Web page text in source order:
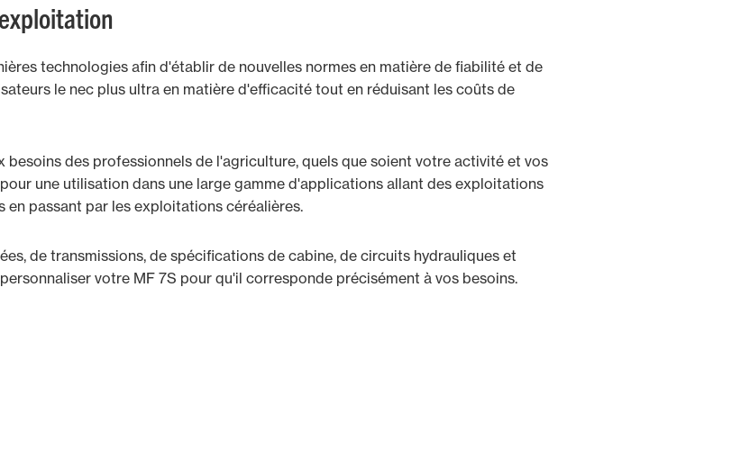
technologies afin d'établir de nouvelles normes en matière de fiabilité et de
le nec plus ultra en matière d'efficacité tout en réduisant les coûts de
des professionnels de l'agriculture, quels que soient votre activité et vos
une utilisation dans une large gamme d'applications allant des exploitations
passant par les exploitations céréalières.
de transmissions, de spécifications de cabine, de circuits hydrauliques et
votre MF 7S pour qu'il corresponde précisément à vos besoins.